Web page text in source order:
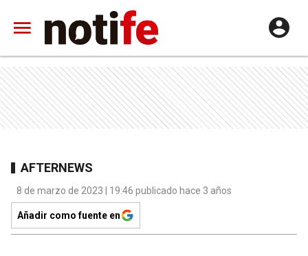
AFTERNEWS
8 de marzo de 2023 | 19:46 publicado hace 3 años
Añadir como fuente en